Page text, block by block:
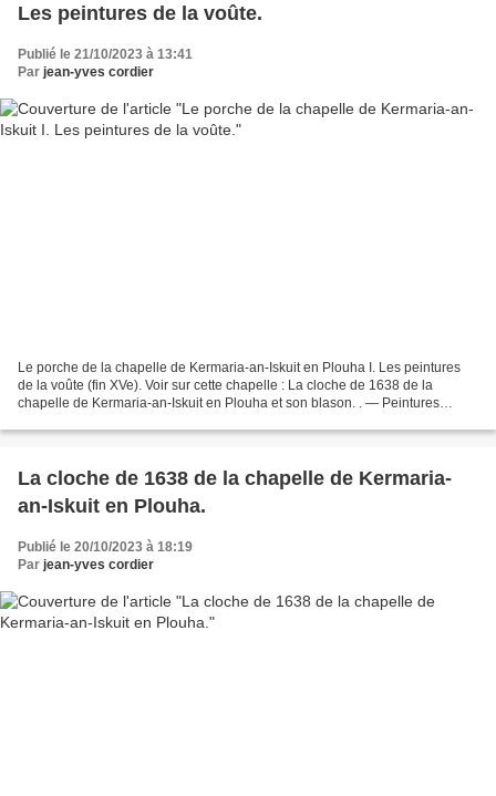
Les peintures de la voûte.
Publié le 21/10/2023 à 13:41
Par jean-yves cordier
Le porche de la chapelle de Kermaria-an-Iskuit en Plouha I. Les peintures
de la voûte (fin XVe). Voir sur cette chapelle : La cloche de 1638 de la
chapelle de Kermaria-an-Iskuit en Plouha et son blason. . — Peintures
La cloche de 1638 de la chapelle de Kermaria-
an-Iskuit en Plouha.
Publié le 20/10/2023 à 18:19
Par jean-yves cordier